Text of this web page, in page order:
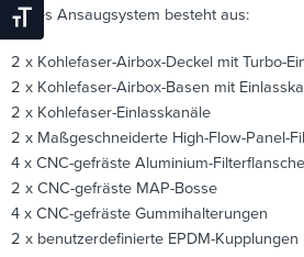
Schrift Vergrößern
Jedes Ansaugsystem besteht aus:
2 x Kohlefaser-Airbox-Deckel mit Turbo-
2 x Kohlefaser-Airbox-Basen mit
2 x Kohlefaser-Einlasskanäle
2 x Maßgeschneiderte High-Flow-Panel-
4 x CNC-gefräste Aluminium-Filterflansche
2 x CNC-gefräste MAP-Bosse
4 x CNC-gefräste Gummihalterungen
2 x benutzerdefinierte EPDM-Kupplungen